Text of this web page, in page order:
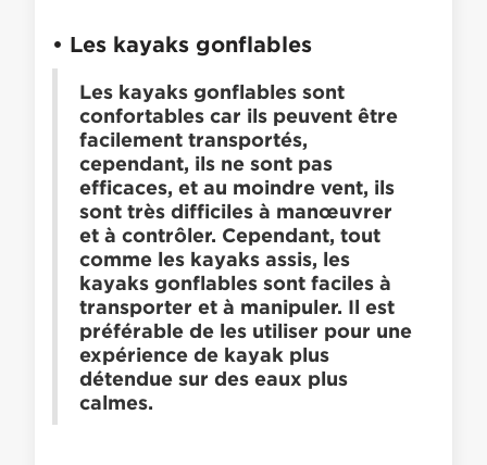
• Les kayaks gonflables
Les kayaks gonflables sont
confortables car ils peuvent être
facilement transportés,
cependant, ils ne sont pas
efficaces, et au moindre vent, ils
sont très difficiles à manœuvrer
et à contrôler. Cependant, tout
comme les kayaks assis, les
kayaks gonflables sont faciles à
transporter et à manipuler. Il est
préférable de les utiliser pour une
expérience de kayak plus
détendue sur des eaux plus
calmes.